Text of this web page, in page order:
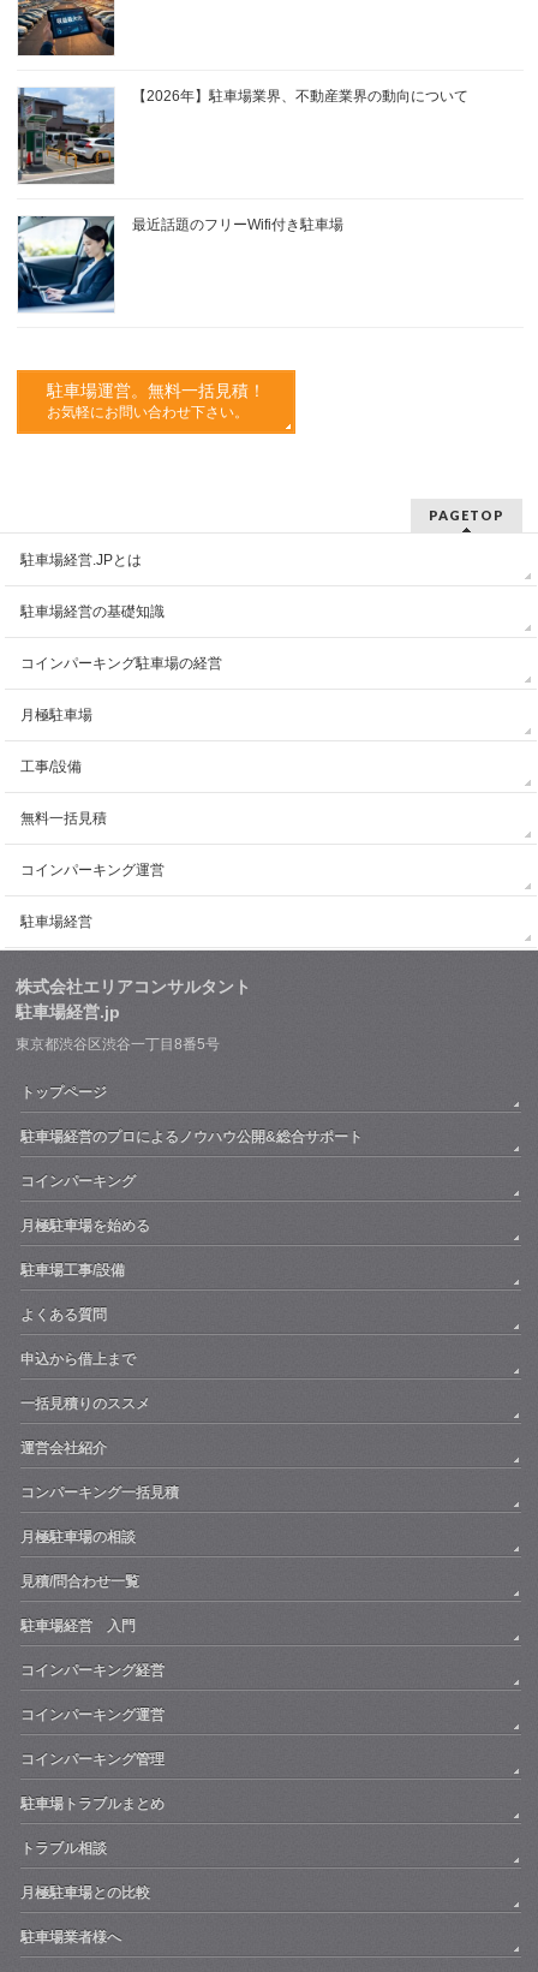
【2026年】駐車場業界、不動産業界の動向について
最近話題のフリーWifi付き駐車場
駐車場運営。無料一括見積！
お気軽にお問い合わせ下さい。
PAGETOP
駐車場経営.JPとは
駐車場経営の基礎知識
コインパーキング駐車場の経営
月極駐車場
工事/設備
無料一括見積
コインパーキング運営
駐車場経営
株式会社エリアコンサルタント
駐車場経営.jp
東京都渋谷区渋谷一丁目8番5号
トップページ
駐車場経営のプロによるノウハウ公開&総合サポート
コインパーキング
月極駐車場を始める
駐車場工事/設備
よくある質問
申込から借上まで
一括見積りのススメ
運営会社紹介
コンパーキング一括見積
月極駐車場の相談
見積/問合わせ一覧
駐車場経営 入門
コインパーキング経営
コインパーキング運営
コインパーキング管理
駐車場トラブルまとめ
トラブル相談
月極駐車場との比較
駐車場業者様へ